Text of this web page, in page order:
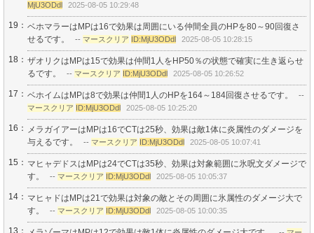
MjU3ODdl
2025-08-05 10:29:48
19： ベホマラーはMPは16で効果は周囲にいる仲間全員のHPを80～90回復さ
せるです。
-- マースクリア ID:MjU3ODdl 2025-08-05 10:28:15
18： ザオリクはMPは15で効果は仲間1人をHP50％の状態で確実に生き返らせ
るです。
-- マースクリア ID:MjU3ODdl 2025-08-05 10:26:52
17： ベホイムはMPは8で効果は仲間1人のHPを164～184回復させるです。
--
マースクリア
ID:MjU3ODdl 2025-08-05 10:25:20
16： メラガイアーはMPは16でCTは25秒、効果は敵1体に炎属性のダメージを
与えるです。
-- マースクリア ID:MjU3ODdl 2025-08-05 10:07:41
15： マヒャデドスはMPは24でCTは35秒、効果は対象範囲に氷呪文ダメージで
す。
-- マースクリア ID:MjU3ODdl 2025-08-05 10:05:37
14： マヒャドはMPは21で効果は対象の敵とその周囲に氷属性のダメージ大で
す。
-- マースクリア ID:MjU3ODdl 2025-08-05 10:00:35